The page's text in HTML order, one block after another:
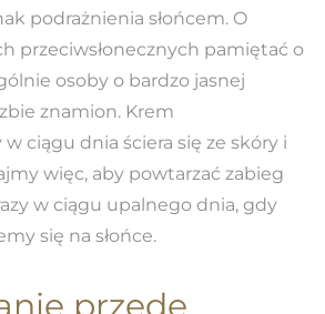
podrażnienia słońcem. O
przeciwsłonecznych pamiętać o
osoby o bardzo jasnej
znamion. Krem
w ciągu dnia ściera się ze skóry i
więc, aby powtarzać zabieg
w ciągu upalnego dnia, gdy
się na słońce.